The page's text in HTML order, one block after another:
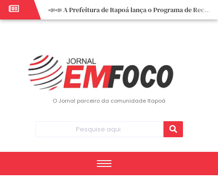
📣📣 A Prefeitura de Itapoá lança o Programa de Recuperação Fiscal (REFIS).
📢 Empreendedor do turismo, esta oportunidade é para você! Itapoá – SC.
O Jornal parceiro da comunidade Itapoá